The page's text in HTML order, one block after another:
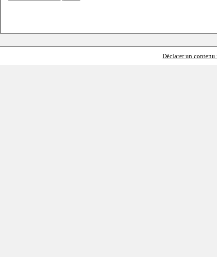
Déclarer un